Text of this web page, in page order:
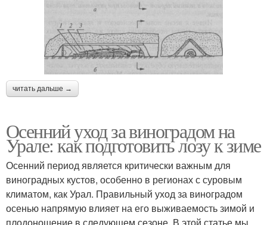
читать дальше →
Осенний уход за виноградом на
Урале: как подготовить лозу к зиме
Осенний период является критически важным для
виноградных кустов, особенно в регионах с суровым
климатом, как Урал. Правильный уход за виноградом
осенью напрямую влияет на его выживаемость зимой и